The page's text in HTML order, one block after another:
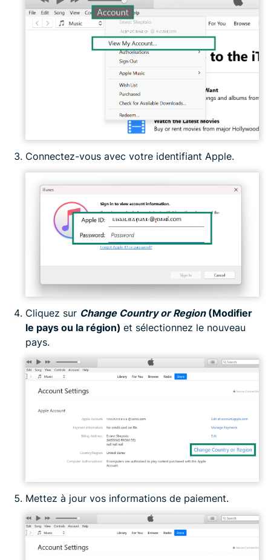
Connectez-vous avec votre identifiant Apple.
Cliquez sur Change Country or Region(Modifier
le pays ou la région) et sélectionnez le nouveau
pays.
Mettez à jour vos informations de paiement.